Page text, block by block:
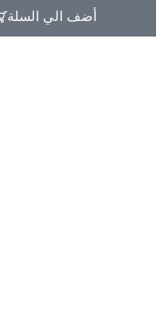
أضف الي السلة